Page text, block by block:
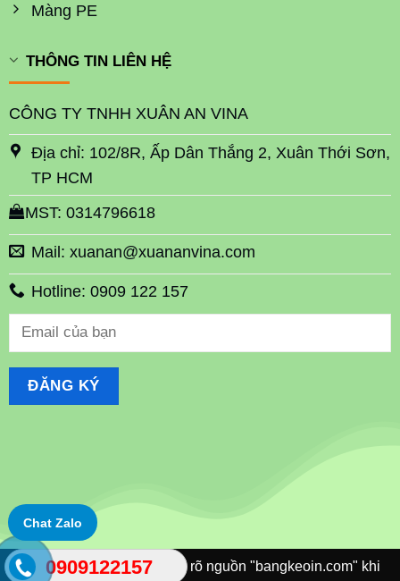
Màng PE
THÔNG TIN LIÊN HỆ
CÔNG TY TNHH XUÂN AN VINA
Địa chỉ: 102/8R, Ấp Dân Thắng 2, Xuân Thới Sơn,
TP HCM
MST: 0314796618
Mail: xuanan@xuananvina.com
Hotline: 0909 122 157
©Xuananvina Vui lòng ghi rõ nguồn "bangkeoin.com" khi
Chat Zalo
0909122157